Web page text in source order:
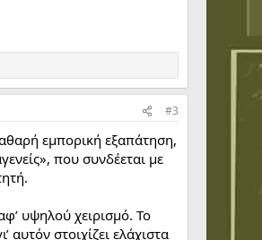
#3
εμπορική εξαπάτηση,
που συνδέεται με
υψηλού χειρισμό. Το
αυτόν στοιχίζει ελάχιστα